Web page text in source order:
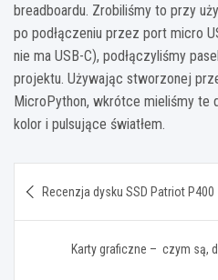
breadboardu. Zrobiliśmy to przy
po podłączeniu przez port micro
nie ma USB-C), podłączyliśmy
projektu. Używając stworzonej
MicroPython, wkrótce mieliśmy te
kolor i pulsujące światłem.
wpisu
Recenzja dysku SSD Patriot P400
Karty graficzne – czym są,